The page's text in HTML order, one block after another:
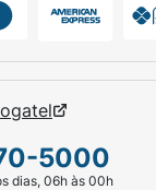
5000
dias, 06h às 00h